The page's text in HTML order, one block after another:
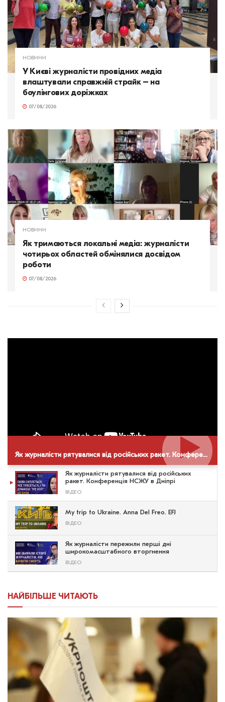
НОВИНИ
У Києві журналісти провідних медіа
влаштували справжній страйк – на
боулінгових доріжках
07/08/2026
НОВИНИ
Як тримаються локальні медіа: журналісти
чотирьох областей обмінялися досвідом
роботи
07/08/2026
Як журналісти рятувалися від російських ракет. Конференція НСЖУ в Дніпрі
Як журналісти рятувалися від російських
ракет. Конференція НСЖУ в Дніпрі
ВІДЕО
My trip to Ukraine. Anna Del Freo. EFJ
ВІДЕО
Як журналісти пережили перші дні
широкомасштабного вторгнення
ВІДЕО
НАЙБІЛЬШЕ ЧИТАЮТЬ